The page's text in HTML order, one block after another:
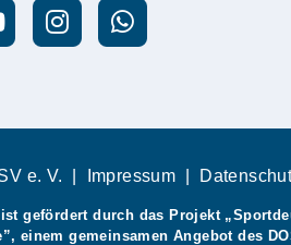
e. V. | Impressum
ist gefördert durch das Projekt
, einem gemeinsamen Angebot des